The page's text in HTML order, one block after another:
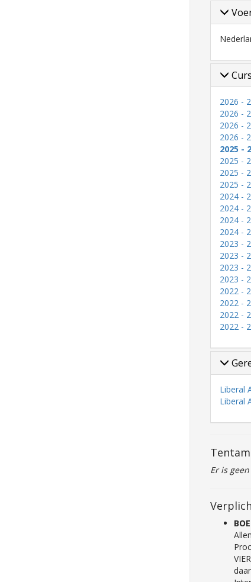
2026 -
2026 -
2026 -
2026 -
2025 -
2025 -
2025 -
2025 -
2024 -
2024 -
2024 -
2024 -
2023 -
2023 -
2023 -
2023 -
2022 -
2022 -
2022 -
2022 -
Liberal
Liberal
Er is